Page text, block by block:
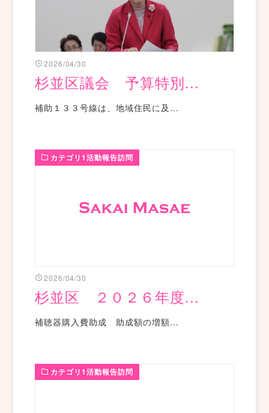
2026/04/30
杉並区議会 予算特別...
補助１３３号線は、地域住民に及…
カテゴリ1活動報告訪問
2026/04/30
杉並区 ２０２６年度...
補聴器購入費助成 助成額の増額…
カテゴリ1活動報告訪問